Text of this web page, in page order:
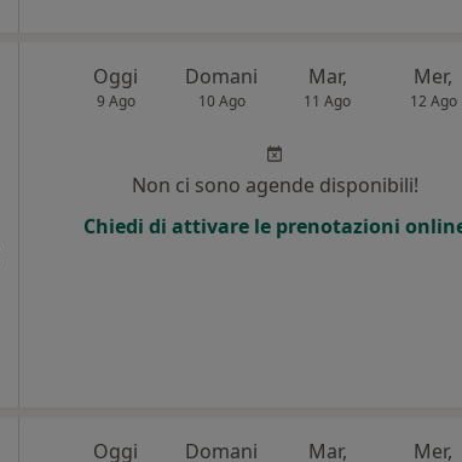
Oggi
9 Ago
Domani
10 Ago
Mar,
11 Ago
Mer,
12 Ago
Non ci sono agende disponibili!
Chiedi di attivare le prenotazioni
Oggi Domani Mar, Mer,